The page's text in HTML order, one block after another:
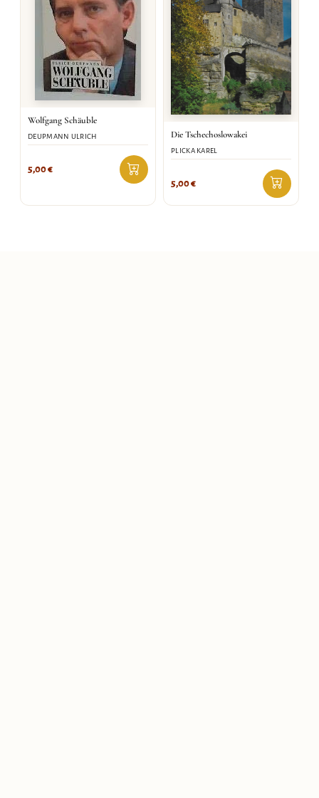
Wolfgang Schäuble
DEUPMANN ULRICH
5,00€
Die Tschechoslowakei
PLICKA KAREL
5,00€